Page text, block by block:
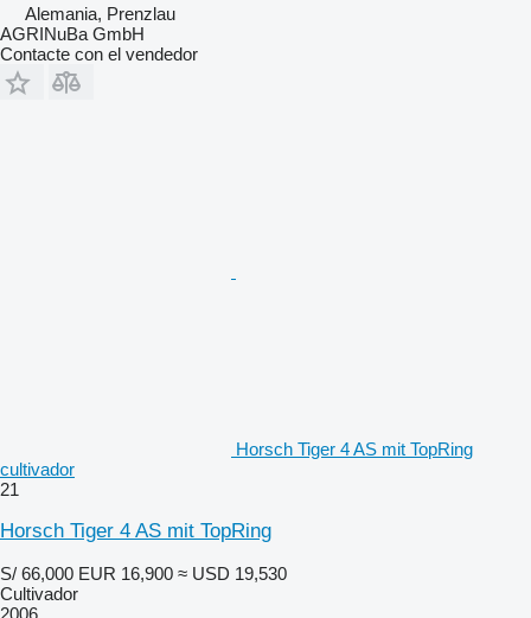
Alemania, Prenzlau
AGRINuBa GmbH
Contacte con el vendedor
Horsch Tiger 4 AS mit TopRing
cultivador
21
Horsch Tiger 4 AS mit TopRing
S/ 66,000 EUR 16,900 ≈ USD 19,530
Cultivador
2006